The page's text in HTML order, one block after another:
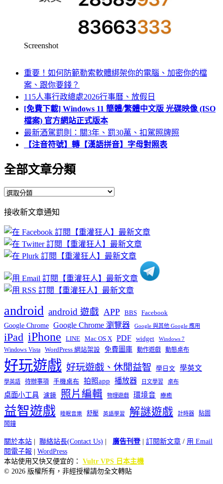
Screenshot
重要！如何防範勒索軟體綁架你的電腦、加密你的檔
案、跟你要錢？
115人事行政總處2026行事曆、放假日
[免費下載] Windows 11 簡體/繁體中文版 光碟映像 (ISO
檔案) 官方網站正式版本
最新酒駕罰則：關3年、罰30萬、扣駕照牌照
【注音符號】轉【漢語拼音】字母對照表
全部文章分類
全
文
章
分
類
接收新文章通知
android android 遊戲 APP BBS Facebook
Google Chrome Google Chrome 瀏覽器 Google 與其他 Google 應用
iPad iPhone LINE Mac OS X PDF widget Windows 7
Windows Vista WordPress 網站架設 免費圖庫 動作遊戲 動態桌布
好玩遊戲 好玩遊戲、休閒益智 學日文 學英文
學英語 待辦事項 手機桌布 拍照app 播放器 日文學習 桌布
桌面小工具 濾鏡 照片編輯 物理遊戲 環境音 療癒
益智遊戲 睡眠音樂 舒壓 英語學習 解謎遊戲 計時器
貼圖
鬧鐘
關於本站 聯絡站長(Contact Us) 廣告刊登| 訂閱新文章 / 用 Email
閱電子報
WordPress
本站使用又快又便宜的： Vultr VPS 日本主機
© 2026 版權所有，非經授權請勿全文轉貼